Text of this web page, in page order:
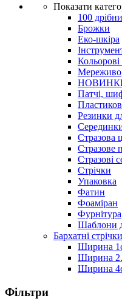
Показати
100
Брожки
Еко-шкіра
Кольорові
Мереживо
Патчі,
Резинки
Стразова
Стразове
Стразові
Стрічки
Упаковка
Фатин
Фоаміран
Фурнітура
Шаблони
Бархатні стрічки
Ширина
Ширина
Ширина
Фільтри